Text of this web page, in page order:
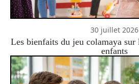
30 juillet 2026
Les bienfaits du jeu colamaya sur
enfants